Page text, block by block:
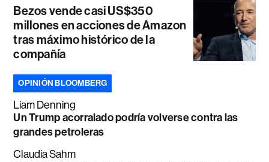
Bezos vende casi US$350
millones en acciones de Amazon
tras máximo histórico de la
compañía
OPINIÓN BLOOMBERG
Liam Denning
Un Trump acorralado podría volverse contra las
grandes petroleras
Claudia Sahm